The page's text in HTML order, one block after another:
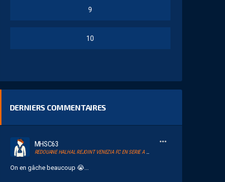
9
10
DERNIERS COMMENTAIRES
MHSC63
REDOUANE HALHAL REJOINT VENEZIA FC EN SERIE A ET RETROUVERA AKOR ADAMS
On en gâche beaucoup 😭...